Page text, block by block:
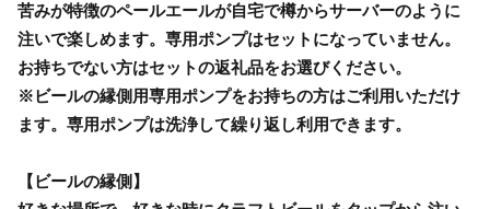
苦みが特徴のペールエールが自宅で樽からサーバーのように
注いで楽しめます。専用ポンプはセットになっていません。
お持ちでない方はセットの返礼品をお選びください。
※ビールの縁側用専用ポンプをお持ちの方はご利用いただけ
ます。専用ポンプは洗浄して繰り返し利用できます。
【ビールの縁側】